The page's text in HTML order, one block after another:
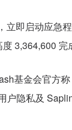
即启动应急
3,364,600
基金会官方称
隐私及